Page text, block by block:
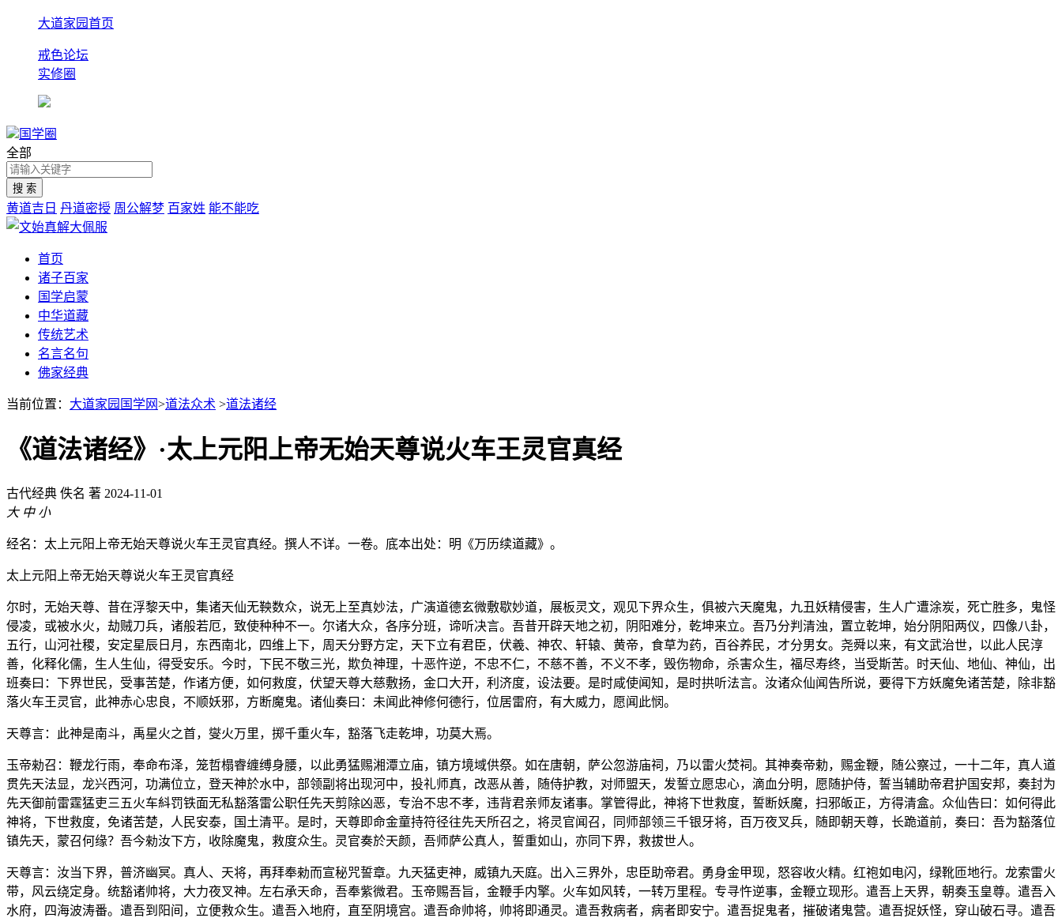
大道家园首页
戒色论坛
实修圈
国学圈
全部
黄道吉日 丹道密授 周公解梦 百家姓 能不能吃
首页
诸子百家
国学启蒙
中华道藏
传统艺术
名言名句
佛家经典
当前位置： 大道家园国学网>道法众术 >道法诸经
《道法诸经》·太上元阳上帝无始天尊说火车王灵官真经
古代经典 佚名 著 2024-11-01
大 中 小
经名：太上元阳上帝无始天尊说火车王灵官真经。撰人不详。一卷。底本出处：明《万历续道藏》。
太上元阳上帝无始天尊说火车王灵官真经
尔时，无始天尊、昔在浮黎天中，集诸天仙无鞅数众，说无上至真妙法，广演道德玄微敷歇妙道，展板灵文，观见下界众生，俱被六天魔鬼，九丑妖精侵害，生人广遭涂炭，死亡胜多，鬼怪
侵凌，或被水火，劫贼刀兵，诸般若厄，致使种种不一。尔诸大众，各序分班，谛听决言。吾昔开辟天地之初，阴阳难分，乾坤来立。吾乃分判清浊，置立乾坤，始分阴阳两仪，四像八卦，
五行，山河社稷，安定星辰日月，东西南北，四维上下，周天分野方定，天下立有君臣，伏羲、神农、轩辕、黄帝，食草为药，百谷养民，才分男女。尧舜以来，有文武治世，以此人民淳
善，化释化儒，生人生仙，得受安乐。今时，下民不敬三光，欺负神理，十恶忤逆，不忠不仁，不慈不善，不义不孝，毁伤物命，杀害众生，福尽寿终，当受斯苦。时天仙、地仙、神仙，出
班奏曰：下界世民，受事苦楚，作诸方便，如何救度，伏望天尊大慈敷扬，金口大开，利济度，设法要。是时咸使闻知，是时拱听法言。汝诸众仙闻告所说，要得下方妖魔免诸苦楚，除非豁
落火车王灵官，此神赤心忠良，不顺妖邪，方断魔鬼。诸仙奏曰：未闻此神修何德行，位居雷府，有大威力，愿闻此悯。
天尊言：此神是南斗，禹星火之首，燮火万里，掷千重火车，豁落飞走乾坤，功莫大焉。
玉帝勑召：鞭龙行雨，奉命布泽，笼哲榻睿缠缚身腰，以此勇猛赐湘潭立庙，镇方境域供祭。如在唐朝，萨公忽游庙祠，乃以雷火焚祠。其神奏帝勅，赐金鞭，随公察过，一十二年，真人道
贯先天法显，龙兴西河，功满位立，登天神於水中，部领副将出现河中，投礼师真，改恶从善，随侍护教，对师盟天，发誓立愿忠心，滴血分明，愿随护侍，誓当辅助帝君护国安邦，奏封为
先天御前雷霆猛吏三五火车紏罚铁面无私豁落雷公职任先天剪除凶恶，专治不忠不孝，违背君亲师友诸事。掌管得此，神将下世救度，誓断妖魔，扫邪皈正，方得清盒。众仙告曰：如何得此
神将，下世救度，免诸苦楚，人民安泰，国土清平。是时，天尊即命金童持符径往先天所召之，将灵官闻召，同师部领三千银牙将，百万夜叉兵，随即朝天尊，长跪道前，奏曰：吾为豁落位
镇先天，蒙召何缘？吾今勑汝下方，收除魔鬼，救度众生。灵官奏於天颜，吾师萨公真人，誓重如山，亦同下界，救拔世人。
天尊言：汝当下界，普济幽冥。真人、天将，再拜奉勑而宣秘咒誓章。九天猛吏神，威镇九天庭。出入三界外，忠臣助帝君。勇身金甲现，怒容收火精。红袍如电闪，绿靴匝地行。龙索雷火
带，风云绕定身。统豁诸帅将，大力夜叉神。左右承天命，吾奉紫微君。玉帝赐吾旨，金鞭手内擎。火车如风转，一转万里程。专寻忤逆事，金鞭立现形。遣吾上天界，朝奏玉皇尊。遣吾入
水府，四海波涛番。遣吾到阳间，立便救众生。遣吾入地府，直至阴境宫。遣吾命帅将，帅将即通灵。遣吾救病者，病者即安宁。遣吾捉鬼者，摧破诸鬼营。遣吾捉妖怪，穿山破石寻。遣吾